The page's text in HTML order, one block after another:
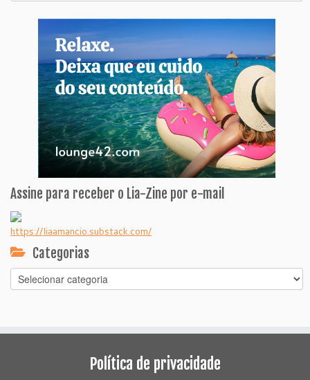
Assine para receber o Lia-Zine por e-mail
https://liaamancio.substack.com/
Categorias
Categorias
Política de privacidade